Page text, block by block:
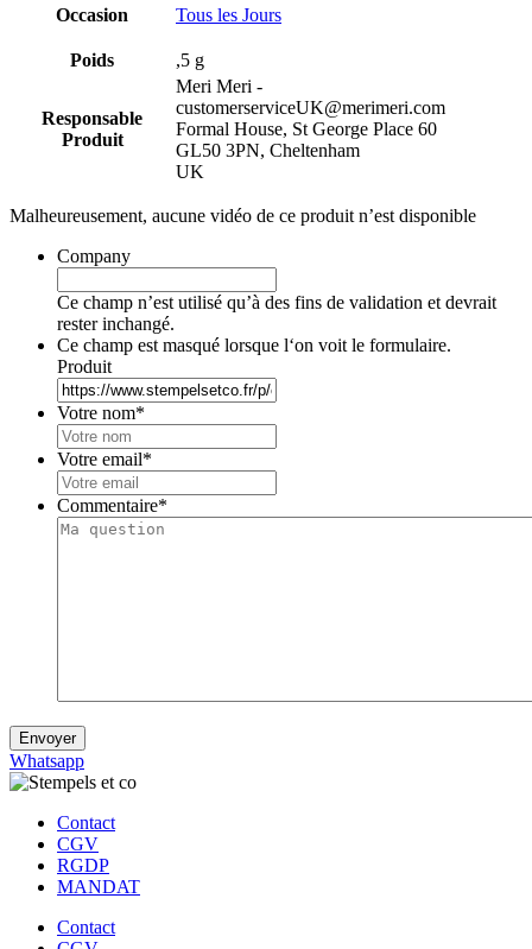
Occasion Tous les Jours
Poids ,5 g
Responsable
Produit
Meri Meri -
customerserviceUK@merimeri.com
Formal House, St George Place 60
GL50 3PN, Cheltenham
UK
Malheureusement, aucune vidéo de ce produit n’est disponible
Company
Ce champ n’est utilisé qu’à des fins de validation et devrait
rester inchangé.
Ce champ est masqué lorsque l‘on voit le formulaire.
Produit
Votre nom*
Votre email*
Commentaire*
Envoyer
Whatsapp
Contact
CGV
RGDP
MANDAT
Contact